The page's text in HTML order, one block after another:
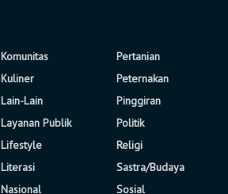
Komunitas
Kuliner
Lain-Lain
Layanan Publik
Lifestyle
Literasi
Nasional
Pertanian
Peternakan
Pinggiran
Politik
Religi
Sastra/Budaya
Sosial